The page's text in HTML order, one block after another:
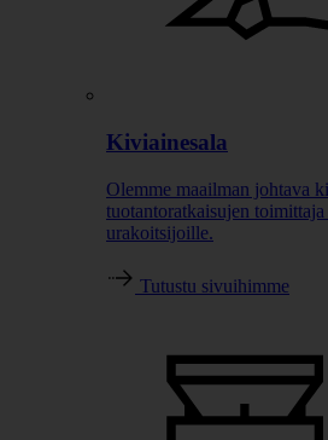
Kiviainesala
Olemme maailman johtava
tuotantoratkaisujen
urakoitsijoille.
Tutustu sivuihimme